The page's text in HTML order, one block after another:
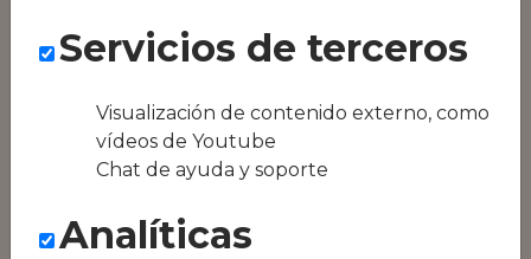
Panel de control
Compatible con
equipos híbridos
oferta local de tu
zona, como podría
Servicios de terceros
Visualización de contenido externo, como
vídeos de Youtube
Chat de ayuda y soporte
Analíticas